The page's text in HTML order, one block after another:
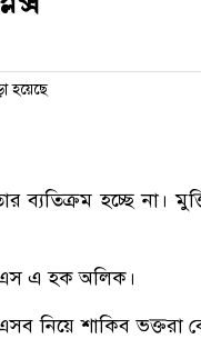
হয়েছে
হচ্ছে না।
এস এ হক অলিক।
নিয়ে শাকিব ভক্তরা